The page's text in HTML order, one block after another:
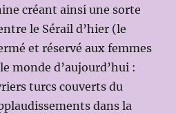
créant ainsi une sorte
le Sérail d’hier (le
et réservé aux femmes
monde d’aujourd’hui :
turcs couverts du
dans la